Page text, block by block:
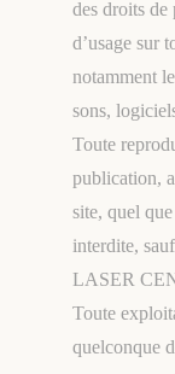
des droits
d’usage sur
notamment
sons,
Toute
publication,
site, quel
interdite,
LASER
Toute
quelconque